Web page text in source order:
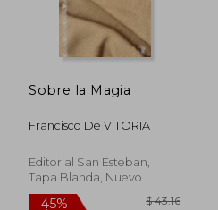
Sobre la Magia
Francisco De VITORIA
Editorial San Esteban,
Tapa Blanda, Nuevo